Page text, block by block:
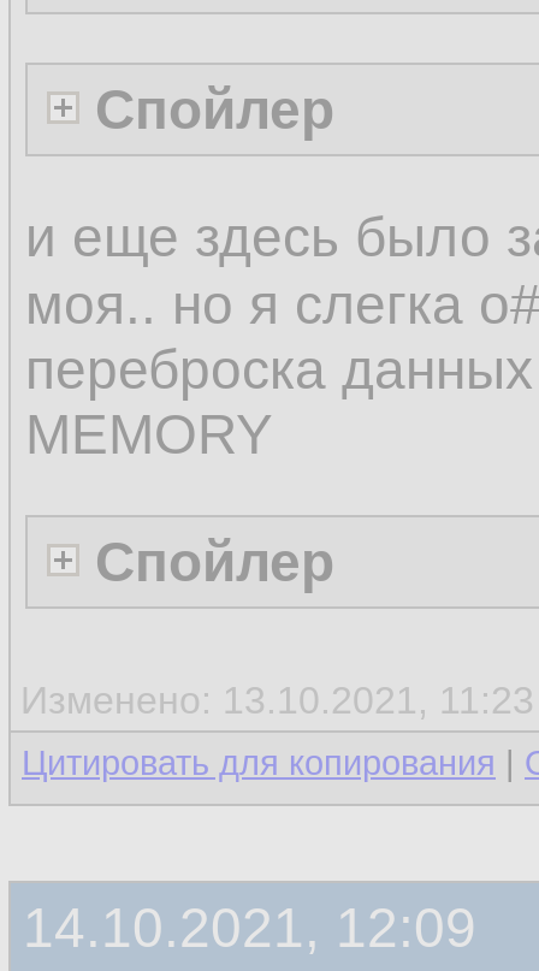
Спойлер
и еще здесь было
моя.. но я слегка
переброска
MEMORY
Спойлер
Изменено: 13.10.2021,
Цитировать для копирования |
14.10.2021, 12:09